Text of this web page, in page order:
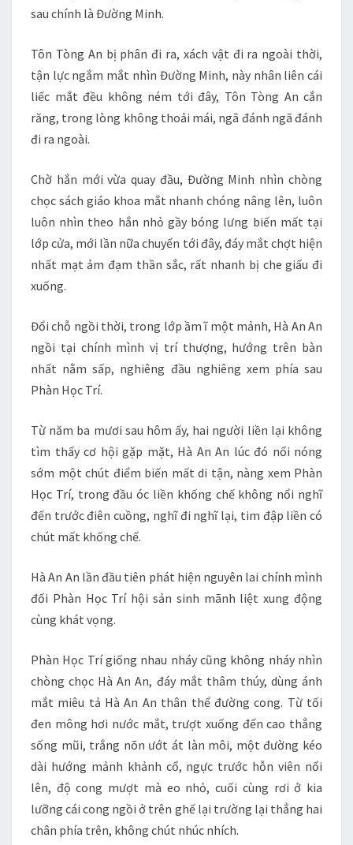
sau chính là Đường Minh.
Tôn Tòng An bị phân đi ra, xách vật đi ra ngoài thời,
tận lực ngắm mắt nhìn Đường Minh, này nhân liên cái
liếc mắt đều không ném tới đây, Tôn Tòng An cắn
răng, trong lòng không thoải mái, ngã đánh ngã đánh
đi ra ngoài.
Chờ hắn mới vừa quay đầu, Đường Minh nhìn chòng
chọc sách giáo khoa mắt nhanh chóng nâng lên, luôn
luôn nhìn theo hắn nhỏ gầy bóng lưng biến mất tại
lớp cửa, mới lần nữa chuyển tới đây, đáy mắt chợt hiện
nhất mạt ảm đạm thần sắc, rất nhanh bị che giấu đi
xuống.
Đổi chỗ ngồi thời, trong lớp ầm ĩ một mảnh, Hà An An
ngồi tại chính mình vị trí thượng, hướng trên bàn
nhất nằm sấp, nghiêng đầu nghiêng xem phía sau
Phàn Học Trí.
Từ năm ba mươi sau hôm ấy, hai người liền lại không
tìm thấy cơ hội gặp mặt, Hà An An lúc đó nổi nóng
sớm một chút điểm biến mất di tận, nàng xem Phàn
Học Trí, trong đầu óc liền khống chế không nổi nghĩ
đến trước điên cuồng, nghĩ đi nghĩ lại, tim đập liền có
chút mất khống chế.
Hà An An lần đầu tiên phát hiện nguyên lai chính mình
đối Phàn Học Trí hội sản sinh mãnh liệt xung động
cùng khát vọng.
Phàn Học Trí giống nhau nháy cũng không nháy nhìn
chòng chọc Hà An An, đáy mắt thâm thúy, dùng ánh
mắt miêu tả Hà An An thân thể đường cong. Từ tối
đen mông hơi nước mắt, trượt xuống đến cao thẳng
sống mũi, trắng nõn ướt át làn môi, một đường kéo
dài hướng mảnh khảnh cổ, ngực trước hỗn viên nổi
lên, độ cong mượt mà eo nhỏ, cuối cùng rơi ở kia
lưỡng cái cong ngồi ở trên ghế lại trường lại thẳng hai
chân phía trên, không chút nhúc nhích.